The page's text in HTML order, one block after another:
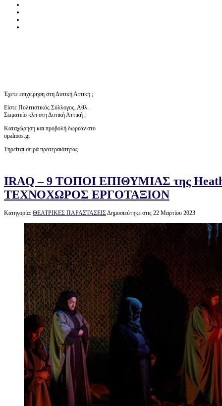
Έχετε επιχείρηση στη Δυτική Αττική ;
Είστε Πολιτιστικός Σύλλογος, Αθλ.
Σωματείο κλπ στη Δυτική Αττική ;
Καταχώρηση και προβολή δωρεάν στο
opalmos.gr
Τηρείται σειρά προτεραιότητας
IRAQ – 9 ΤΟΠΟΙ ΕΠΙΘΥΜΙΑΣ της
ΤΕΧΝΟΧΩΡΟΣ ΕΡΓΟΤΑΞΙΟΝ
Κατηγορία: ΘΕΑΤΡΙΚΕΣ ΠΑΡΑΣΤΑΣΕΙΣΔημοσιεύτηκε στις 22 Μαρτίου 2023